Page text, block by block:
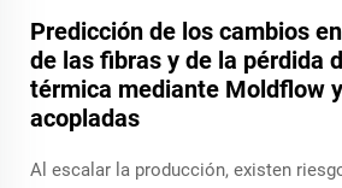
Predicción de los cambios
de las fibras y de la pérdida
térmica mediante Moldflow
acopladas
Al escalar la producción, existen